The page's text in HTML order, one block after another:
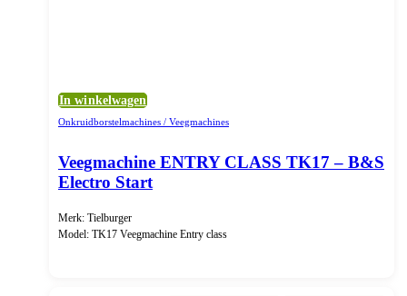
In winkelwagen
Onkruidborstelmachines / Veegmachines
Veegmachine ENTRY CLASS TK17 – B&S
Electro Start
Merk: Tielburger
Model: TK17 Veegmachine Entry class